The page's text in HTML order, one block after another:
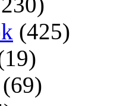
(425)
(69)